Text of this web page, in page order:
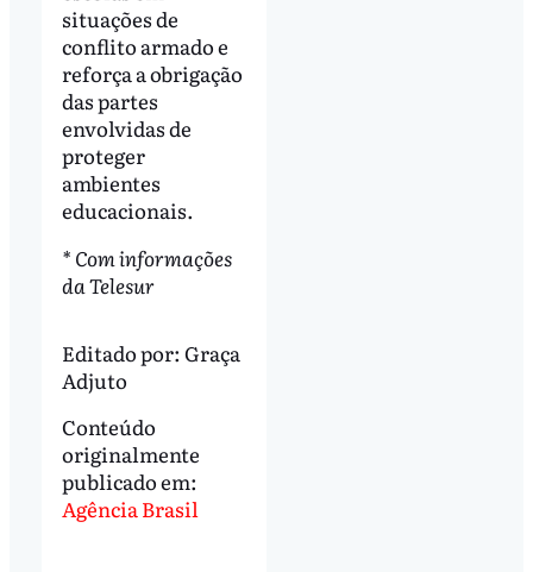
situações de
conflito armado e
reforça a obrigação
das partes
envolvidas de
proteger
ambientes
educacionais.
* Com informações
da Telesur
Editado por: Graça
Adjuto
Conteúdo
originalmente
publicado em:
Agência Brasil